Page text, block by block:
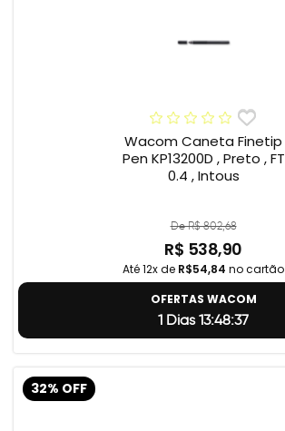
Wacom Caneta Finetip
Pen KP13200D , Preto , FT
0.4 , Intous
De R$ 802,68
R$ 538,90
Até 12x de R$54,84 no cartão
OFERTAS WACOM
1 Dias 13:48:37
32% OFF